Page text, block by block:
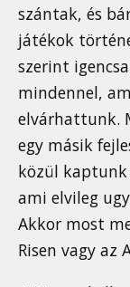
szántak, és
játékok
szerint
mindennel,
elvárhattunk.
egy másik
közül
ami elvileg
Akkor most
Risen vagy az